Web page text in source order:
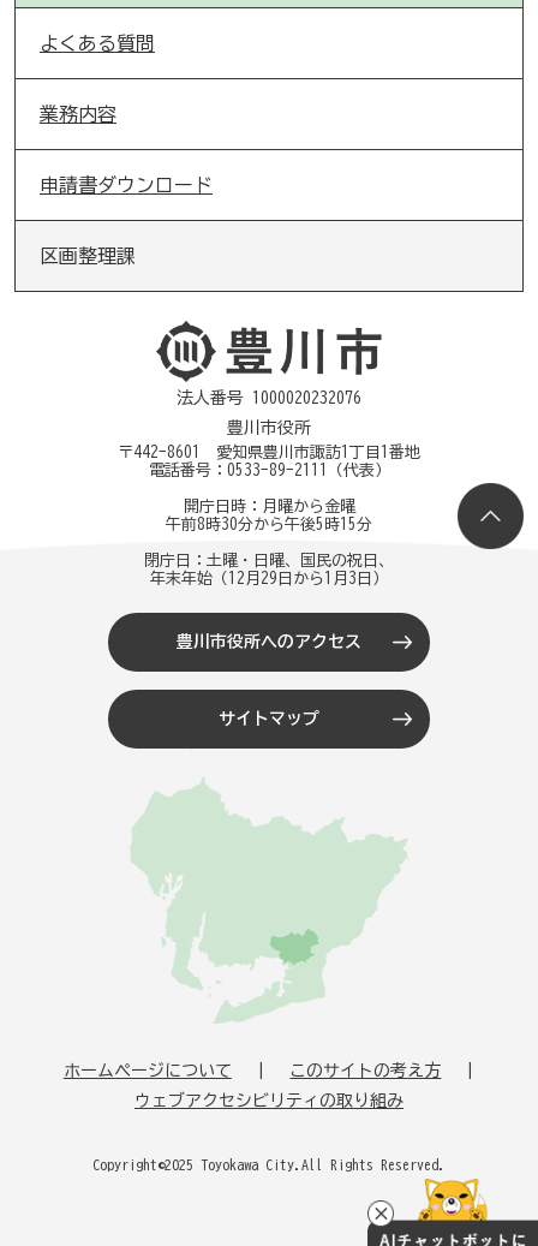
よくある質問
業務内容
申請書ダウンロード
区画整理課
法人番号 1000020232076
豊川市役所
〒442-8601 愛知県豊川市諏訪1丁目1番地
電話番号： 0533-89-2111 （代表）
開庁日時：月曜から金曜
午前8時30分から午後5時15分
閉庁日：土曜・日曜、国民の祝日、
年末年始（12月29日から1月3日）
豊川市役所へのアクセス
サイトマップ
ホームページについて
このサイトの考え方
ウェブアクセシビリティの取り組み
Copyright©2025 Toyokawa City.All Rights Reserved.